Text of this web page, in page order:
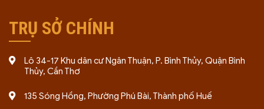
TRỤ SỞ CHÍNH
Lô 34-17 Khu dân cư Ngân Thuận, P. Bình Thủy, Quận Bình
Thủy, Cần Thơ
135 Sóng Hồng, Phường Phú Bài, Thành phố Huế